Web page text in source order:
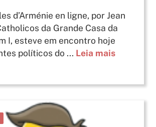
d’Arménie en ligne, por Jean
da Grande Casa da
I, esteve em encontro hoje
políticos do ... Leia mais